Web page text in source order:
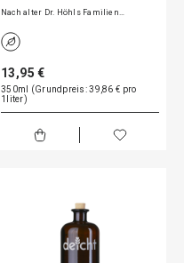
Nach alter Dr. Höhls Familien…
13,95 €
350ml (Grundpreis: 39,86 € pro
1liter)